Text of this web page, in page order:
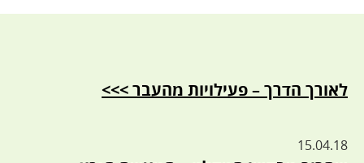
לאורך הדרך – פעילויות מהעבר >>>
15.04.18